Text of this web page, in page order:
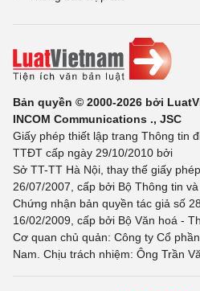
Bản quyền © 2000-2026 bởi
INCOM Communications ., JSC
Giấy phép thiết lập trang Thông tin
TTĐT cấp ngày 29/10/2010 bởi
Sở TT-TT Hà Nội, thay thế giấy
26/07/2007, cấp bởi Bộ Thông tin
Chứng nhận bản quyền tác giả số
16/02/2009, cấp bởi Bộ Văn hoá -
Cơ quan chủ quản: Công ty Cổ
Nam. Chịu trách nhiệm: Ông Trần